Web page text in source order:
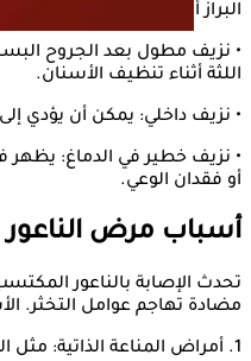
البراز أو البول.
• نزيف مطول بعد الجروح
اللثة أثناء تنظيف الأسنان.
• نزيف داخلي: يمكن أن يؤدي
• نزيف خطير في الدماغ: يظهر
أو فقدان الوعي.
أسباب مرض
تحدث الإصابة بالناعور
مضادة تهاجم عوامل التخثر.
1. أمراض المناعة الذاتية: مثل